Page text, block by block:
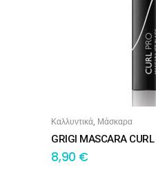
ΠΡΟΣΘΉΚΗ ΣΤΟ
Καλλυντικά, Μάσκαρα
GRIGI MASCARA
8,90 €